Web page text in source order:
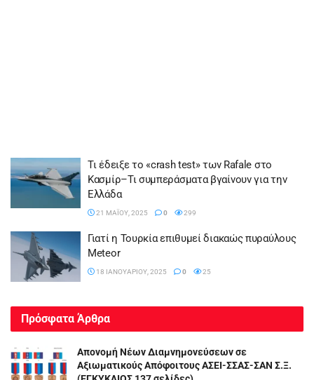
Τι έδειξε το «crash test» των Rafale στο
Κασμίρ–Τι συμπεράσματα βγαίνουν για την
Ελλάδα
21 ΜΑΪ́ΟΥ, 2025 0 299
Γιατί η Τουρκία επιθυμεί διακαώς πυραύλους
Meteor
18 ΙΑΝΟΥΑΡΊΟΥ, 2025 0 25
Πρόσφατα Άρθρα
Απονομή Νέων Διαμνημονεύσεων σε
Αξιωματικούς Απόφοιτους ΑΣΕΙ-ΣΣΑΣ-ΣΑΝ Σ.Ξ.